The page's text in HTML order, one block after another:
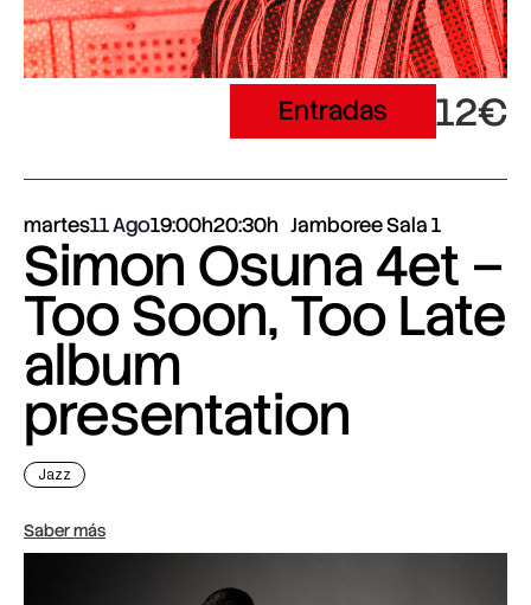
Entradas 12€
martes11 Ago19:00h20:30h Jamboree Sala 1
Simon Osuna 4et –
Too Soon, Too Late
album
presentation
Jazz
Saber más